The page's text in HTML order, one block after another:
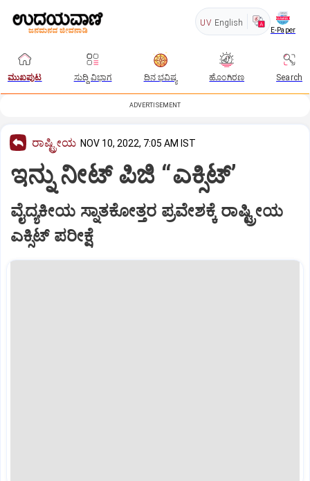
UV English
E-Paper
ಮುಖಪುಟ ಸುದ್ದಿ ವಿಭಾಗ ದಿನ ಭವಿಷ್ಯ ಹೊಂಗಿರಣ Search
ADVERTISEMENT
ರಾಷ್ಟ್ರೀಯ NOV 10, 2022, 7:05 AM IST
ಇನ್ನು ನೀಟ್‌ ಪಿಜಿ “ಎಕ್ಸಿಟ್‌’
ವೈದ್ಯಕೀಯ ಸ್ನಾತಕೋತ್ತರ ಪ್ರವೇಶಕ್ಕೆ ರಾಷ್ಟ್ರೀಯ
ಎಕ್ಸಿಟ್‌ ಪರೀಕ್ಷೆ